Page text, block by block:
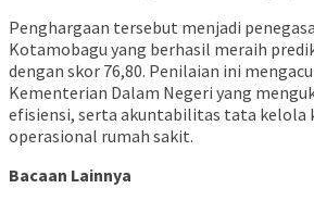
Penghargaan tersebut menjadi
Kotamobagu yang berhasil meraih
dengan skor 76,80. Penilaian ini
Kementerian Dalam Negeri yang
efisiensi, serta akuntabilitas tata kelola
operasional rumah sakit.
Bacaan Lainnya